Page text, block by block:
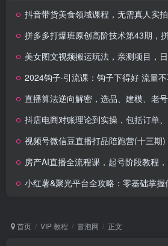
抖音带货美食领域课程，无需真人实
拼多多打爆班原创高阶技术第43期，
美女图文视频搬运玩法，亲测项目，
2024钩子·引流课：钩子下得好 流量不再愁，
直播算法逆向解密，选品、建模、老号重启、控流、罗盘分
抖店电商对账理论到实操，包括订单、售后、资
房产AI直播全流程课，起号阶段教程，画面
小红薯&聚光平台全攻略：零基础掌握信息流
首页 VIP 教程 冒泡网 正文